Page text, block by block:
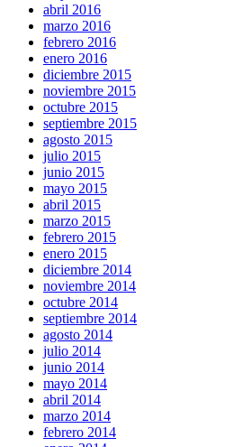
abril 2016
marzo 2016
febrero 2016
enero 2016
diciembre 2015
noviembre 2015
octubre 2015
septiembre 2015
agosto 2015
julio 2015
junio 2015
mayo 2015
abril 2015
marzo 2015
febrero 2015
enero 2015
diciembre 2014
noviembre 2014
octubre 2014
septiembre 2014
agosto 2014
julio 2014
junio 2014
mayo 2014
abril 2014
marzo 2014
febrero 2014